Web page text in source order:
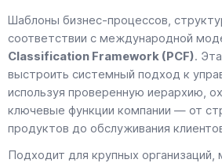
Шаблоны бизнес-процессов,
соответствии с международной
Classification Framework (PCF).
выстроить системный подход к
используя проверенную иерархию,
ключевые функции компании — от
продуктов до обслуживания
Подходит для крупных организаций,